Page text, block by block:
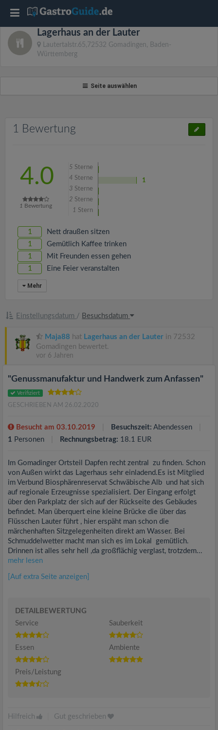
Lagerhaus an der Lauter
Lautertalstr.65,72532 Gomadingen, Baden-
Württemberg
Seite auswählen
1 Bewertung
4.0
1 Bewertung
5 Sterne
4 Sterne
1
3 Sterne
2 Sterne
1 Stern
1 Nett draußen sitzen
1 Gemütlich Kaffee trinken
1 Mit Freunden essen gehen
1 Eine Feier veranstalten
Mehr
Einstellungsdatum / Besuchsdatum
Maja88 hat Lagerhaus an der Lauter in 72532
Gomadingen bewertet.
vor 6 Jahren
"Genussmanufaktur und Handwerk zum Anfassen"
Verifiziert
GESCHRIEBEN AM 26.02.2020
Besucht am 03.10.2019 Besuchszeit: Abendessen
1 Personen Rechnungsbetrag: 18.1 EUR
Im Gomadinger Ortsteil Dapfen recht zentral zu finden. Schon
von Außen wirkt das Lagerhaus sehr einladend.Es ist Mitglied
im Verbund Biosphärenreservat Schwäbische Alb und hat sich
auf regionale Erzeugnisse spezialisiert. Der Eingang erfolgt
über den Parkplatz der sich auf der Rückseite des Gebäudes
befindet. Man überquert eine kleine Brücke die über das
Flüsschen Lauter führt , hier erspäht man schon die
märchenhaften Sitzgelegenheiten direkt am Wasser. Bei
Schmuddelwetter macht man sich es im Lokal gemütlich.
Drinnen ist alles sehr hell ,da großflächig verglast, trotzdem...
mehr lesen
[Auf extra Seite anzeigen]
DETAILBEWERTUNG
Service
Sauberkeit
Essen Ambiente
Preis/Leistung
Hilfreich Gut geschrieben
T
o
i
n